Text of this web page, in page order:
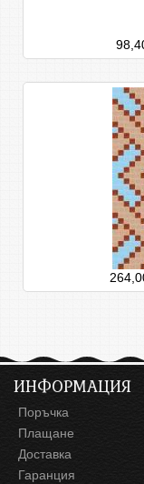
ИНФОРМАЦИЯ
Поръчка
Плащане
Доставка
Гаранция